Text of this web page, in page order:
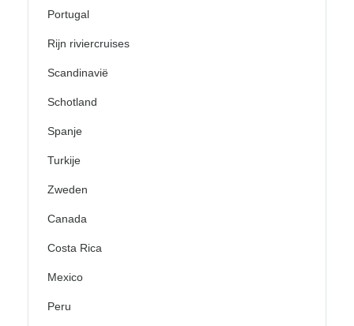
Portugal
Rijn riviercruises
Scandinavië
Schotland
Spanje
Turkije
Zweden
Canada
Costa Rica
Mexico
Peru